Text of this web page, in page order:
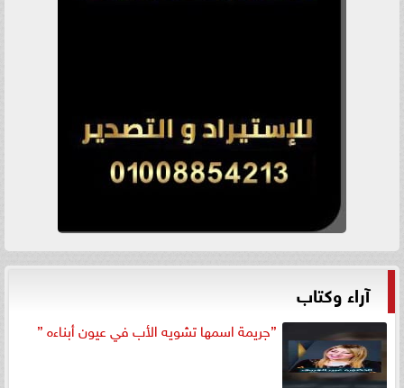
آراء وكتاب
”جريمة اسمها تشويه الأب في عيون أبناءه ”